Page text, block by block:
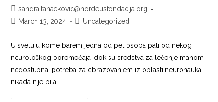
sandra.tanackovic@nordeusfondacija.org
March 13, 2024
Uncategorized
U svetu u kome barem jedna od pet osoba pati od nekog
neurološkog poremećaja, dok su sredstva za lečenje mahom
nedostupna, potreba za obrazovanjem iz oblasti neuronauka
nikada nije bila…